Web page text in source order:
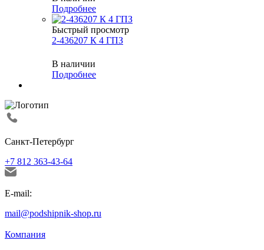
Подробнее
Быстрый просмотр
2-436207 К 4 ГПЗ
В наличии
Подробнее
Санкт-Петербург
+7 812 363-43-64
E-mail:
mail@podshipnik-shop.ru
Компания